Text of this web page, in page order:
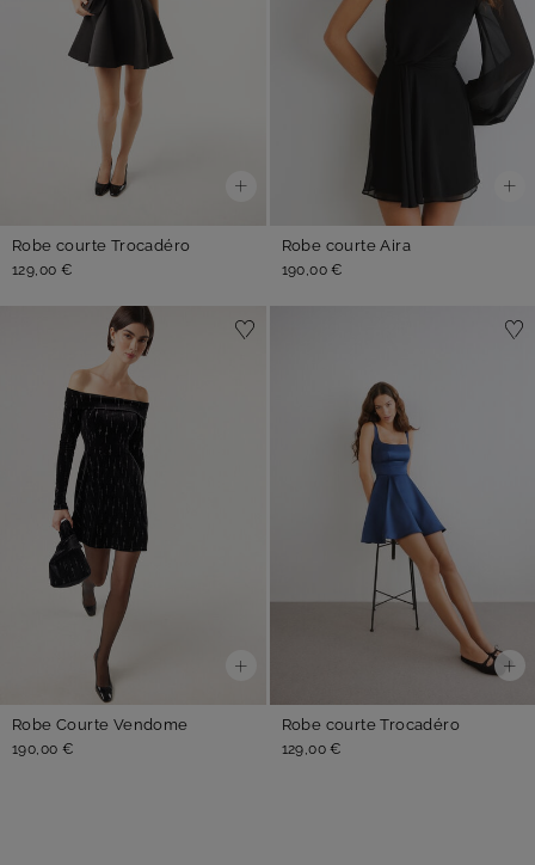
Robe courte Trocadéro
129,00 €
Robe courte Aira
190,00 €
Robe Courte Vendome
190,00 €
Robe courte Trocadéro
129,00 €